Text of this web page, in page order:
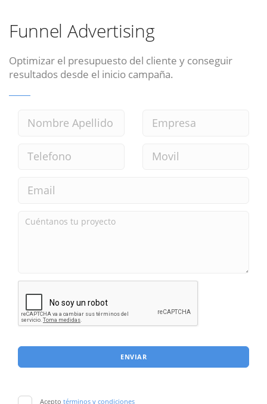
Funnel Advertising
Optimizar el presupuesto del cliente y conseguir
resultados desde el inicio campaña.
ENVIAR
Acepto términos y condiciones